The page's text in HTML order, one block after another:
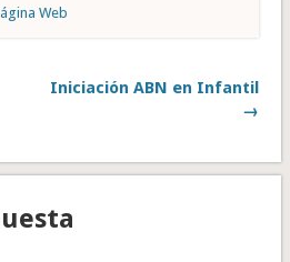
Web
Iniciación ABN en Infantil
→